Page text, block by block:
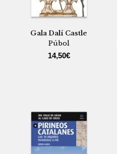
Gala Dalí Castle
Púbol
14,50€